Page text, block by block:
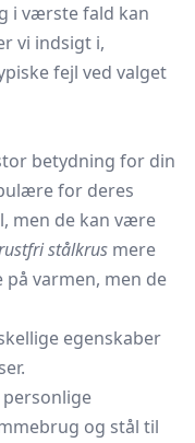
i værste fald kan
vi indsigt i,
fejl ved valget
betydning for din
for deres
men de kan være
stålkrus mere
varmen, men de
egenskaber
og stål til